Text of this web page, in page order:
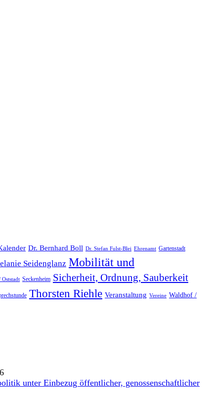
Dr. Bernhard Boll Dr. Stefan Fulst-Blei Ehrenamt Gartenstadt
Seidenglanz Mobilität und
Oststadt Seckenheim Sicherheit, Ordnung, Sauberkeit
Thorsten Riehle Veranstaltung Vereine Waldhof /
unter Einbezug öffentlicher, genossenschaftlicher